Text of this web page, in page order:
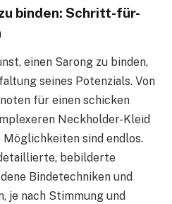
binden: Schritt-für-
einen Sarong zu binden,
seines Potenzials. Von
für einen schicken
Neckholder-Kleid
Möglichkeiten sind endlos.
bebilderte
Bindetechniken und
je nach Stimmung und